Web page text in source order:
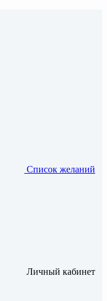
Список желаний
Личный кабинет